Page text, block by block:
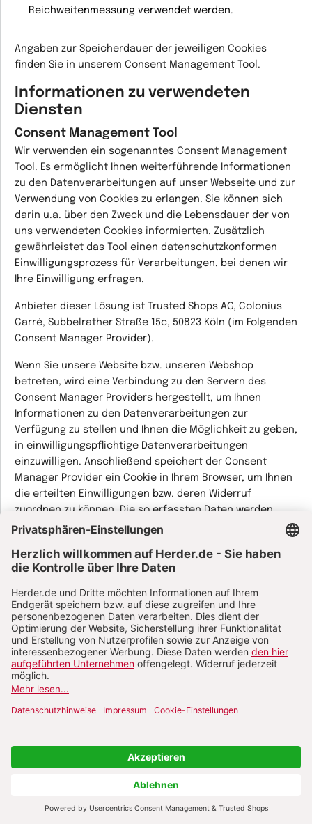
Reichweitenmessung verwendet werden.
Angaben zur Speicherdauer der jeweiligen Cookies
finden Sie in unserem Consent Management Tool.
Informationen zu verwendeten
Diensten
Consent Management Tool
Wir verwenden ein sogenanntes Consent Management
Tool. Es ermöglicht Ihnen weiterführende Informationen
zu den Datenverarbeitungen auf unser Webseite und zur
Verwendung von Cookies zu erlangen. Sie können sich
darin u.a. über den Zweck und die Lebensdauer der von
uns verwendeten Cookies informierten. Zusätzlich
gewährleistet das Tool einen datenschutzkonformen
Einwilligungsprozess für Verarbeitungen, bei denen wir
Ihre Einwilligung erfragen.
Anbieter dieser Lösung ist Trusted Shops AG, Colonius
Carré, Subbelrather Straße 15c, 50823 Köln (im Folgenden
Consent Manager Provider).
Wenn Sie unsere Website bzw. unseren Webshop
betreten, wird eine Verbindung zu den Servern des
Consent Manager Providers hergestellt, um Ihnen
Informationen zu den Datenverarbeitungen zur
Verfügung zu stellen und Ihnen die Möglichkeit zu geben,
in einwilligungspflichtige Datenverarbeitungen
einzuwilligen. Anschließend speichert der Consent
Manager Provider ein Cookie in Ihrem Browser, um Ihnen
die erteilten Einwilligungen bzw. deren Widerruf
zuordnen zu können. Die so erfassten Daten werden
gespeichert, bis Sie uns zur Löschung auffordern, den
der Zweck für die Datenspeicherung entfällt. Zwingende
gesetzliche Aufbewahrungspflichten bleiben unberührt.
Wir verwenden diese Lösung, um unseren rechtlichen
Verpflichtungen im Rahmen des Einsatzes von Cookies
und ähnlichen Technologien nachzukommen.
Erfolgsmessung von Werbeanzeigen
Wir verwenden eine datensparsame Lösung, die es uns
ermöglicht festzustellen, ob durch uns beauftragte
Anzeigen auf anderen Webseiten zu einem Kauf in
können, falls Sie sich dafür entschieden haben, keine